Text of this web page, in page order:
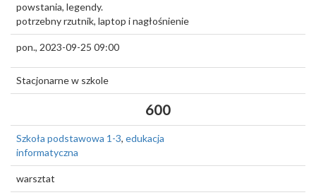
powstania, legendy.
potrzebny rzutnik, laptop i nagłośnienie
pon., 2023-09-25 09:00
Stacjonarne w szkole
600
Szkoła podstawowa 1-3, edukacja
informatyczna
warsztat